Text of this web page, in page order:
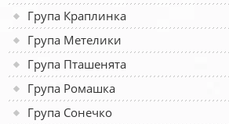
Група Краплинка
Група Метелики
Група Пташенята
Група Ромашка
Група Сонечко